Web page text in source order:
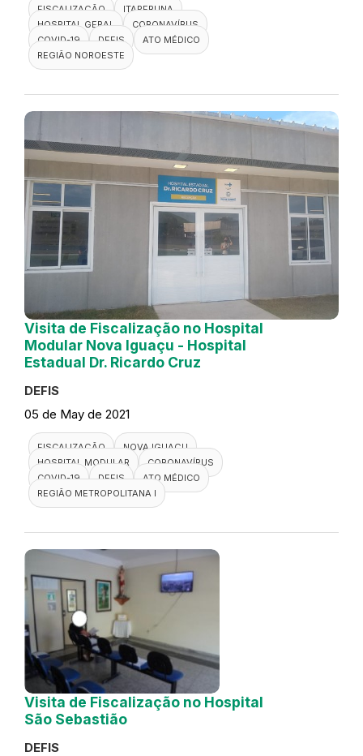
FISCALIZAÇÃO
ITAPERUNA
HOSPITAL GERAL
CORONAVÍRUS
COVID-19
DEFIS
ATO MÉDICO
REGIÃO NOROESTE
Visita de Fiscalização no Hospital
Modular Nova Iguaçu - Hospital
Estadual Dr. Ricardo Cruz
DEFIS
05 de May de 2021
FISCALIZAÇÃO
NOVA IGUAÇU
HOSPITAL MODULAR
CORONAVÍRUS
COVID-19
DEFIS
ATO MÉDICO
REGIÃO METROPOLITANA I
Visita de Fiscalização no Hospital
São Sebastião
DEFIS